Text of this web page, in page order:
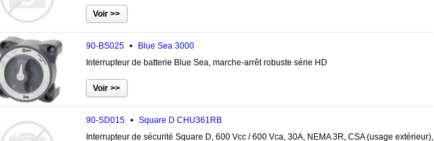
90-BS025 Blue Sea 3000
Interrupteur de batterie Blue Sea, marche-arrêt robuste série HD
90-SD015 Square D CHU361RB
Interrupteur de sécurité Square D, 600 Vcc / 600 Vca, 30A, NEMA 3R, CSA (usage extérieur),